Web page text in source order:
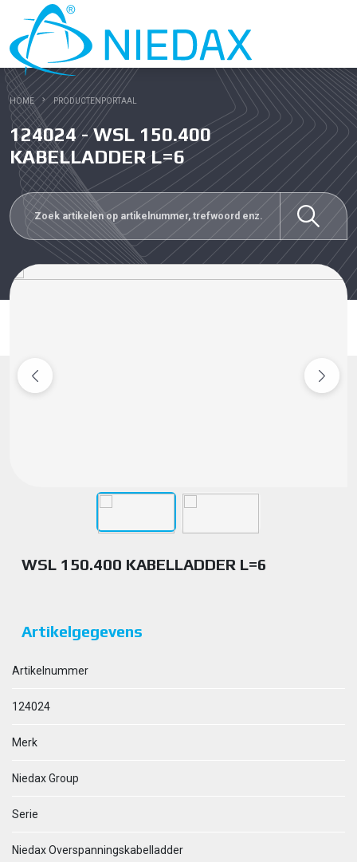
HOME PRODUCTENPORTAAL
124024 - WSL 150.400
KABELLADDER L=6
WSL 150.400 KABELLADDER L=6
Artikelgegevens
Artikelnummer
124024
Merk
Niedax Group
Serie
Niedax Overspanningskabelladder